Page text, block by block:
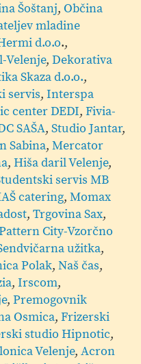
Šoštanj, Občina
mladine
d.o.o.,
Velenje, Dekorativa
Skaza d.o.o.,
servis, Interspa
center DEDI, Fivia-
SAŠA, Studio Jantar,
Sabina, Mercator
, Hiša daril Velenje,
servis MB
catering, Momax
, Trgovina Sax,
City-Vzorčno
užitka,
Polak, Naš čas,
, Irscom,
, Premogovnik
Osmica, Frizerski
studio Hipnotic,
Velenje, Acron